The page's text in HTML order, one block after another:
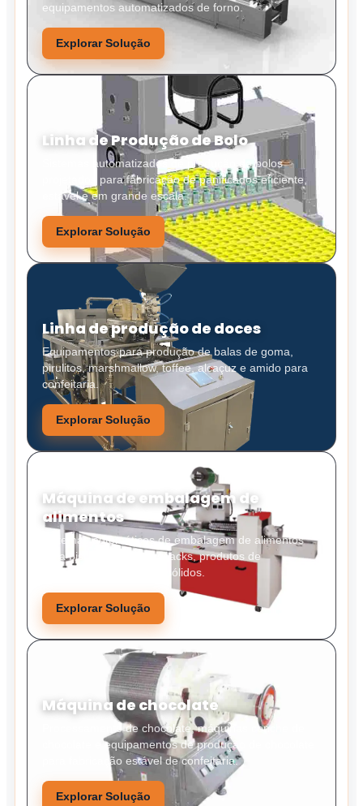
equipamentos automatizados de forno.
Explorar Solução
Linha de Produção de Bolo
Sistemas automatizados de produção de bolos
projetados para fabricação de panificados eficiente,
estável e em grande escala.
Explorar Solução
Linha de produção de doces
Equipamentos para produção de balas de goma,
pirulitos, marshmallow, toffee, alcaçuz e amido para
confeitaria.
Explorar Solução
Máquina de embalagem de
alimentos
Sistemas automáticos de embalagem de alimentos
para biscoitos, doces, snacks, produtos de
panificação e alimentos sólidos.
Explorar Solução
Máquina de chocolate
Processamento de chocolate, máquinas conche de
chocolate e equipamentos de produção de chocolate
para fabricação estável de confeitaria.
Explorar Solução